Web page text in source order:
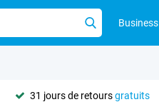
Business
31 jours de retoursgratuits